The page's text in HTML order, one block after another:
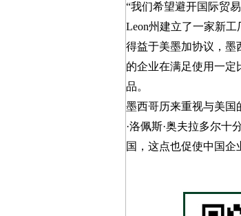
“我们希望避开国际贸
Leon州建立了一家新工
得益于美墨加协议，墨
的企业在满足使用一
品。
墨西哥历来重视与美国
·洛佩斯·奥夫拉多尔十
国，这点也促使中国企